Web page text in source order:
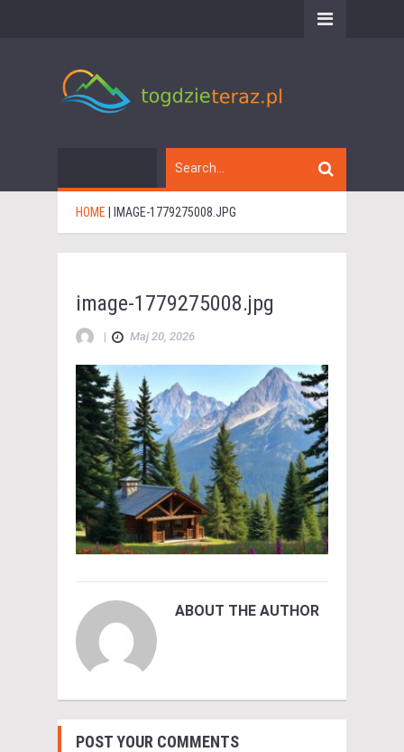
HOME IMAGE-1779275008.JPG
image-1779275008.jpg
| Maj 20, 2026
ABOUT THE AUTHOR
POST YOUR COMMENTS